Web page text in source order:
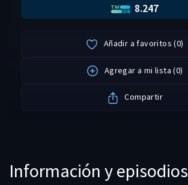
8.247
Añadir a favoritos (0)
Agregar a mi lista (0)
Compartir
Información y episodios